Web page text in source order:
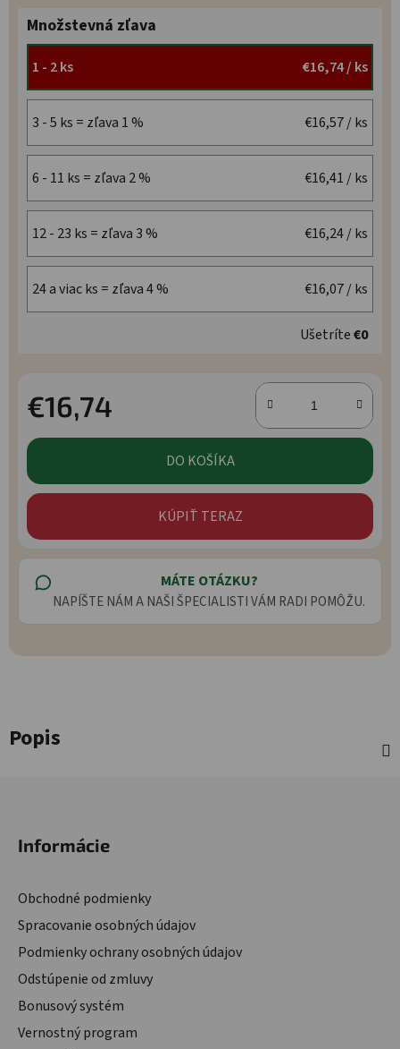
Množstevná zľava
1 - 2 ks €16,74/ ks
3 - 5 ks = zľava 1 % €16,57/ ks
6 - 11 ks = zľava 2 % €16,41 / ks
12 - 23 ks = zľava 3 % €16,24/ ks
24 a viac ks = zľava 4 % €16,07/ ks
Ušetríte€0
€16,74
Jednotková cena:
DO KOŠÍKA
KÚPIŤ TERAZ
MÁTE OTÁZKU?
NAPÍŠTE NÁM A NAŠI ŠPECIALISTI VÁM RADI POMÔŽU.
Popis
Informácie
Obchodné podmienky
Spracovanie osobných údajov
Podmienky ochrany osobných údajov
Odstúpenie od zmluvy
Bonusový systém
Vernostný program